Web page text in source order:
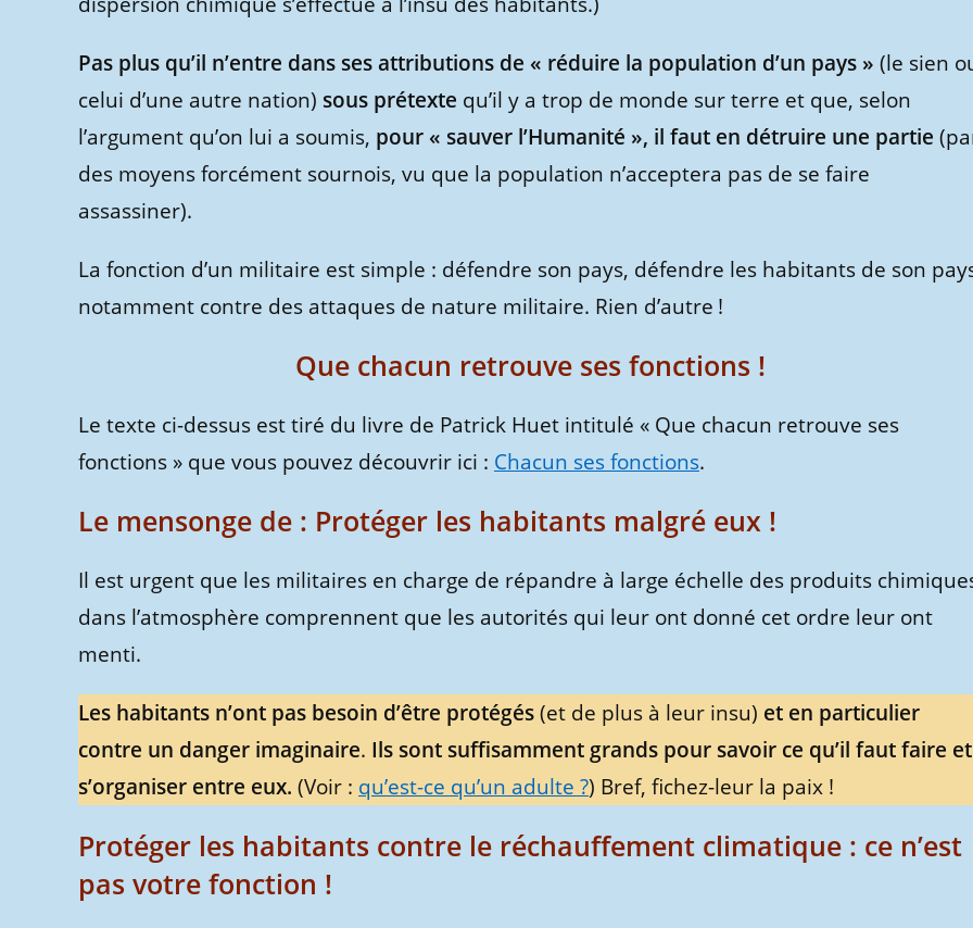
Pas plus qu’il n’entre dans ses attributions de « réduire la population d’un pays » (le sien
celui d’une autre nation) sous prétexte qu’il y a trop de monde sur terre et que, selon
l’argument qu’on lui a soumis, pour « sauver l’Humanité », il faut en détruire une partie
des moyens forcément sournois, vu que la population n’acceptera pas de se faire
assassiner).
La fonction d’un militaire est simple : défendre son pays, défendre les habitants de son
notamment contre des attaques de nature militaire. Rien d’autre !
Que chacun retrouve ses fonctions !
Le texte ci-dessus est tiré du livre de Patrick Huet intitulé « Que chacun retrouve ses
fonctions » que vous pouvez découvrir ici : Chacun ses fonctions.
Le mensonge de : Protéger les habitants malgré eux !
Il est urgent que les militaires en charge de répandre à large échelle des produits
dans l’atmosphère comprennent que les autorités qui leur ont donné cet ordre leur ont
menti.
Les habitants n’ont pas besoin d’être protégés(et de plus à leur insu) et en particulier
contre un danger imaginaire. Ils sont suffisamment grands pour savoir ce qu’il faut faire et
s’organiser entre eux. (Voir : qu’est-ce qu’un adulte ?) Bref, fichez-leur la paix !
Protéger les habitants contre le réchauffement climatique : ce n’est
pas votre fonction !